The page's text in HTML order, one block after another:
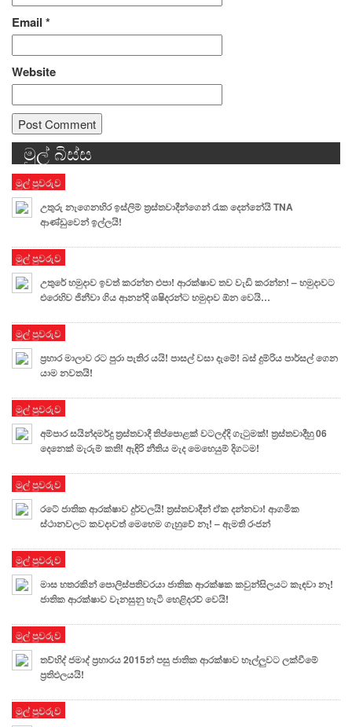
Email *
Website
Alternative:
මුල් බිස්ස
මුල් පුවරුව
උතුරු නැගෙනහිර ඉස්ලිම් ත්‍රස්තවාදීන්ගෙන් රැක දෙන්නේයි TNA
ආණ්ඩුවෙන් ඉල්ලයි!
මුල් පුවරුව
උතුරේ හමුදාව ඉවත් කරන්න එපා! ආරක්ෂාව තව වැඩි කරන්න! – හමුදාවට
එරෙහිව ජිනීවා ගිය ආනන්දි ශෂිදරන්ට හමුදාව ඕන වෙයි…
මුල් පුවරුව
ප්‍රහාර මාලාව රට පුරා පැතිර යයි! පාසල් වසා දැමේ! බස් දුම්රිය පාර්සල් ගෙන
යාම නවතයි!
මුල් පුවරුව
අම්පාර සයින්දමර්දු ත්‍රස්තවාදී තිප්පොළක් වටලද්දි ගැටුමක්! ත්‍රස්තවාදීහු 06
දෙනෙක් මැරුම් කති! ඇඳිරි නීතිය මැද මෙහෙයුම් දිගටම!
මුල් පුවරුව
රටේ ජාතික ආරක්ෂාව දුර්වලයි! ත්‍රස්තවාදීන් ඒක දන්නවා! ආගමික
ස්ථානවලට කවදාවත් මෙහෙම ගැහුවේ නෑ! – ඇමති රංජන්
මුල් පුවරුව
මාස හතරකින් පොලිස්පතිවරයා ජාතික ආරක්ෂක කවුන්සිලයට කැඳවා නෑ!
ජාතික ආරක්ෂාව වැනසුනු හැටි හෙළිදරව් වෙයි!
මුල් පුවරුව
තව්හිද් ජමාද් ප්‍රහාරය 2015න් පසු ජාතික ආරක්ෂාව හෑල්ලුවට ලක්වීමේ
ප්‍රතිඵලයයි!
මුල් පුවරුව